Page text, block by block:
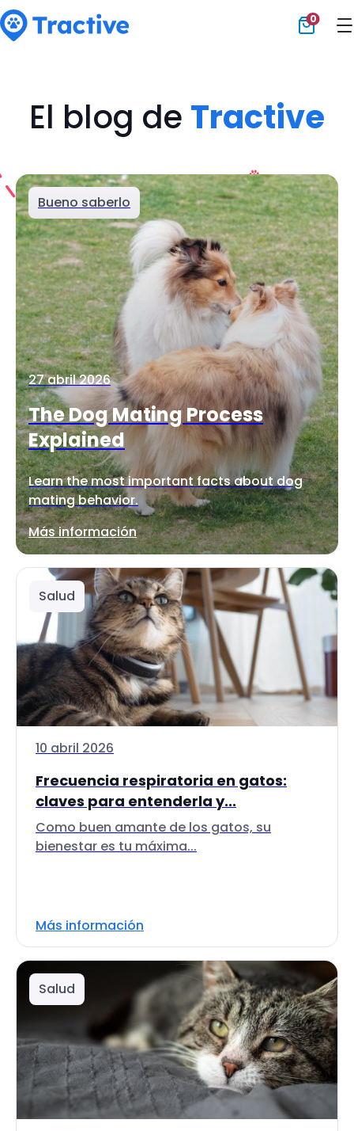
0
El blog de Tractive
Bueno saberlo
27 abril 2026
The Dog Mating Process
Explained
Learn the most important facts about dog
mating behavior.
Más información
Salud
10 abril 2026
Frecuencia respiratoria en gatos:
claves para entenderla y...
Como buen amante de los gatos, su
bienestar es tu máxima...
Más información
Salud